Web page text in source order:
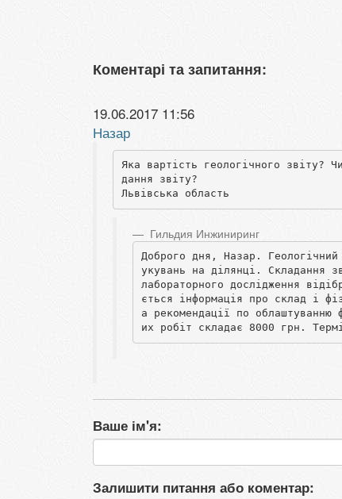
Коментарі та запитання:
19.06.2017 11:56
Назар
Яка вартість геологічного звіту?
дання звіту?
Львівська область
Гильдия Инжиниринг
Доброго дня, Назар.
укувань на ділянці. Складання
лабораторного дослідження
ється інформація про склад і
а рекомендації по облаштуванню
их робіт складає 8000 грн.
Ваше ім'я:
Залишити питання або коментар: